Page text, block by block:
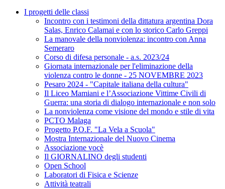
I progetti delle classi
Incontro con i testimoni della dittatura argentina Dora
Salas, Enrico Calamai e con lo storico Carlo Greppi
La manovale della nonviolenza: incontro con Anna
Semeraro
Corso di difesa personale - a.s. 2023/24
Giornata internazionale per l'eliminazione della
violenza contro le donne - 25 NOVEMBRE 2023
Pesaro 2024 - "Capitale italiana della cultura"
Il Liceo Mamiani e l’Associazione Vittime Civili di
Guerra: una storia di dialogo internazionale e non solo
La nonviolenza come visione del mondo e stile di vita
PCTO Malaga
Progetto P.O.F. "La Vela a Scuola"
Mostra Internazionale del Nuovo Cinema
Associazione vocè
Il GIORNALINO degli studenti
Open School
Laboratori di Fisica e Scienze
Attività teatrali